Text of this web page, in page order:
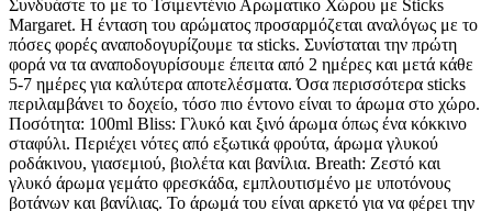
Χώρου
quantity
Συνδυάστε το με το Τσιμεντένιο Αρωματικο Χώρου με Sticks
Margaret. Η ένταση του αρώματος προσαρμόζεται αναλόγως με το
πόσες φορές αναποδογυρίζουμε τα sticks. Συνίσταται την πρώτη
φορά να τα αναποδογυρίσουμε έπειτα από 2 ημέρες και μετά κάθε
5-7 ημέρες για καλύτερα αποτελέσματα. Όσα περισσότερα sticks
περιλαμβάνει το δοχείο, τόσο πιο έντονο είναι το άρωμα στο χώρο.
Ποσότητα: 100ml Bliss: Γλυκό και ξινό άρωμα όπως ένα κόκκινο
σταφύλι. Περιέχει νότες από εξωτικά φρούτα, άρωμα γλυκού
ροδάκινου, γιασεμιού, βιολέτα και βανίλια. Βreath: Ζεστό και
γλυκό άρωμα γεμάτο φρεσκάδα, εμπλουτισμένο με υποτόνους
βοτάνων και βανίλιας. Το άρωμά του είναι αρκετό για να φέρει την